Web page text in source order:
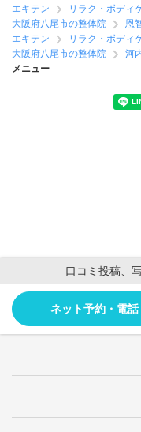
エキテン
リラク・ボディ
大阪府八尾市の整体院
恩
エキテン
リラク・ボディ
大阪府八尾市の整体院
河
メニュー
口コミ投稿、
ネット予約・電話